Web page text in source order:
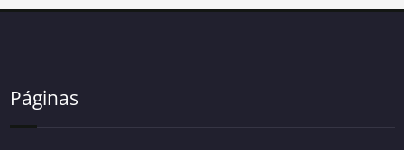
Páginas